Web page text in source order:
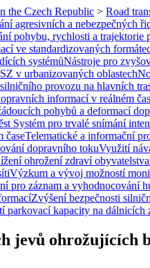
the Czech Republic > Road
agresivních a nebezpečných
pohybu, rychlosti a trajektorie
ve standardizovaných
systémůNástroje pro
v urbanizovaných oblastech
provozu na hlavních
informací v reálném
pohybů a deformací
Systém pro trvalé snímání
časeTelematické a informační
dopravního tokuVyužití
ohrožení zdraví obyvatelstva
Výzkum a vývoj možností
pro záznam a vyhodnocování
Zvýšení bezpečnosti
parkovací kapacity na dálnicích
jevů